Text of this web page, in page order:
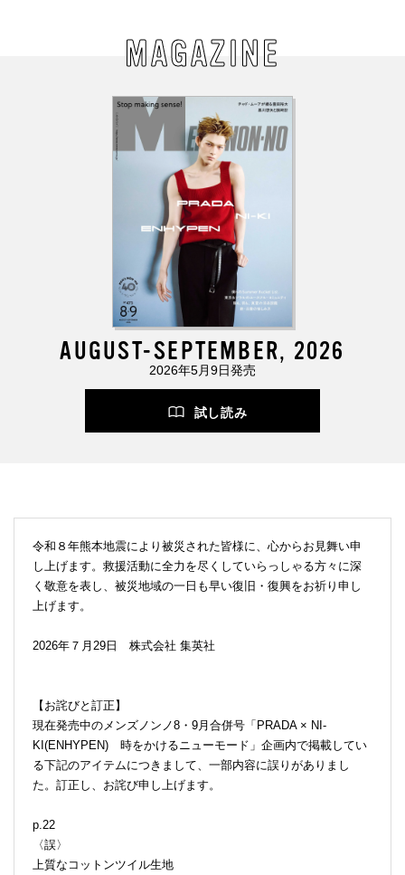
MAGAZINE
AUGUST-SEPTEMBER, 2026
2026年5月9日発売
試し読み
令和８年熊本地震により被災された皆様に、心からお見舞い申
し上げます。救援活動に全力を尽くしていらっしゃる方々に深
く敬意を表し、被災地域の一日も早い復旧・復興をお祈り申し
上げます。
2026年７月29日 株式会社 集英社
【お詫びと訂正】
現在発売中のメンズノンノ8・9月合併号「PRADA × NI-
KI(ENHYPEN) 時をかけるニューモード」企画内で掲載してい
る下記のアイテムにつきまして、一部内容に誤りがありまし
た。訂正し、お詫び申し上げます。
p.22
〈誤〉
上質なコットンツイル生地